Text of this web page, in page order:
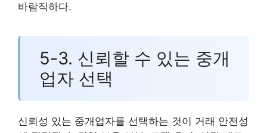
바람직하다.
5-3. 신뢰할 수 있는 중개
업자 선택
신뢰성 있는 중개업자를 선택하는 것이 거래 안전성